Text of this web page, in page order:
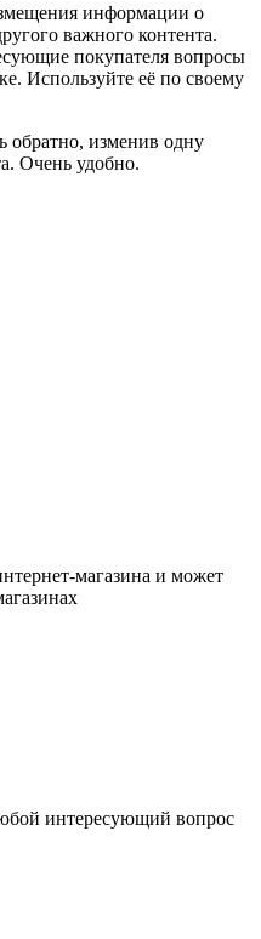
информации о
важного контента.
покупателя вопросы
Используйте её по своему
обратно, изменив одну
Очень удобно.
магазина и может
интересующий вопрос